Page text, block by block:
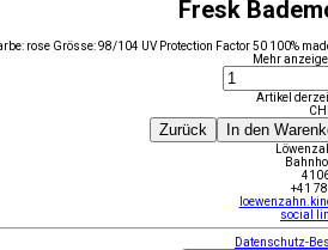
Fresk
rose Grösse: 98/104 UV Protection Factor 50 100%
Mehr
Artikel
Zurück In den
+41
social
Datenschutz-